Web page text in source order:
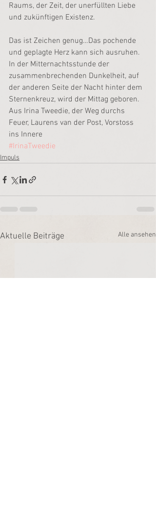
Raums, der Zeit, der unerfüllten Liebe
und zukünftigen Existenz.
Das ist Zeichen genug…Das pochende
und geplagte Herz kann sich ausruhen.
In der Mitternachtsstunde der
zusammenbrechenden Dunkelheit, auf
der anderen Seite der Nacht hinter dem
Sternenkreuz, wird der Mittag geboren.
Aus Irina Tweedie, der Weg durchs
Feuer, Laurens van der Post, Vorstoss
ins Innere
#IrinaTweedie
Impuls
Aktuelle Beiträge Alle ansehen